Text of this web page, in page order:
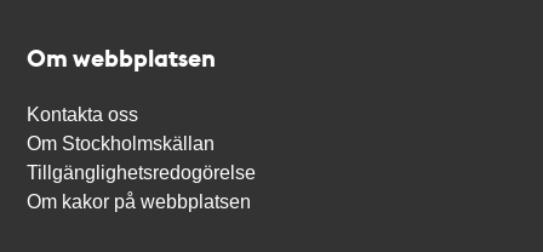
Om webbplatsen
Kontakta oss
Om Stockholmskällan
Tillgänglighetsredogörelse
Om kakor på webbplatsen